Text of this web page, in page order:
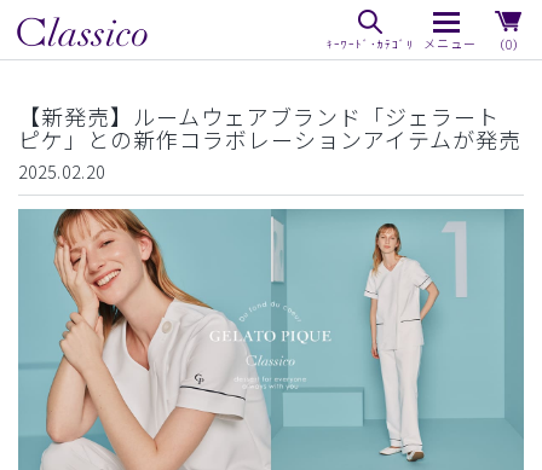
（0）
【新発売】ルームウェアブランド「ジェラート
ピケ」との新作コラボレーションアイテムが発売
2025.02.20